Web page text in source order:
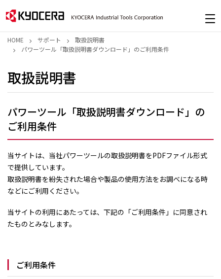
HOME サポート
取扱説明書
パワーツール「取扱説明書ダウンロード」のご利用条件
取扱説明書
パワーツール「取扱説明書ダウンロード」の
ご利用条件
当サイトは、当社パワーツールの取扱説明書をPDFファイル形式
で提供しています。
取扱説明書を紛失された場合や製品の使用方法をお調べになる時
などにご利用ください。
当サイトの利用にあたっては、下記の「ご利用条件」に同意され
たものとみなします。
ご利用条件